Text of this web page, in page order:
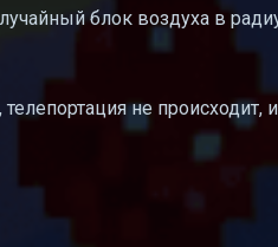
блок воздуха в
телепортация не